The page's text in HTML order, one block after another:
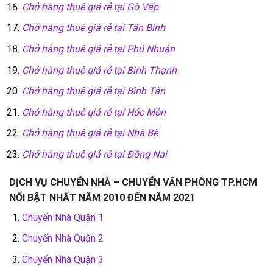
Chở hàng thuê giá rẻ tại Gò Vấp
Chở hàng thuê giá rẻ tại Tân Bình
Chở hàng thuê giá rẻ tại Phú Nhuận
Chở hàng thuê giá rẻ tại Bình Thạnh
Chở hàng thuê giá rẻ tại Bình Tân
Chở hàng thuê giá rẻ tại Hóc Môn
Chở hàng thuê giá rẻ tại Nhà Bè
Chở hàng thuê giá rẻ tại Đồng Nai
DỊCH VỤ CHUYỂN NHÀ – CHUYỂN VĂN PHÒNG TP.HCM
NỔI BẬT NHẤT NĂM 2010 ĐẾN NĂM 2021
Chuyển Nhà Quận 1
Chuyển Nhà Quận 2
Chuyển Nhà Quận 3